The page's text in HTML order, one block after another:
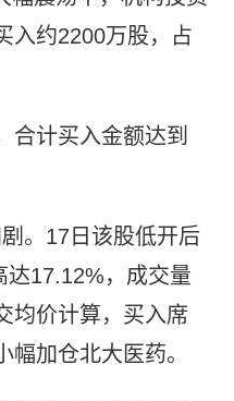
入约2200万股，占
合计买入金额达到
。17日该股低开后
17.12%，成交量
均价计算，买入席
加仓北大医药。